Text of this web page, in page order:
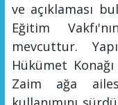
ve açıklaması
Eğitim
mevcuttur.
Hükümet Konağı
Zaim ağa